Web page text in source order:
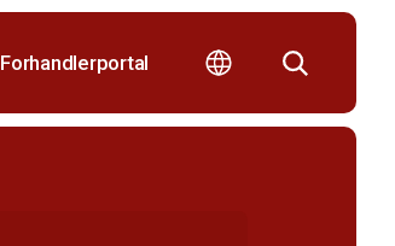
Forhandlerportal